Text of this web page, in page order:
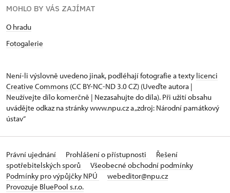
MOHLO BY VÁS ZAJÍMAT
O hradu
Fotogalerie
Není-li výslovně uvedeno jinak, podléhají fotografie a texty licenci
Creative Commons (CC BY-NC-ND 3.0 CZ) (Uveďte autora |
Neužívejte dílo komerčně | Nezasahujte do díla). Při užití obsahu
uvádějte odkaz na stránky www.npu.cz a „zdroj: Národní památkový
ústav“
Právní ujednání Prohlášení o přístupnosti
Řešení
spotřebitelských sporů
Všeobecné obchodní podmínky
Podmínky pro výpůjčky NPÚ
webeditor@npu.cz
Provozuje BluePool s.r.o.